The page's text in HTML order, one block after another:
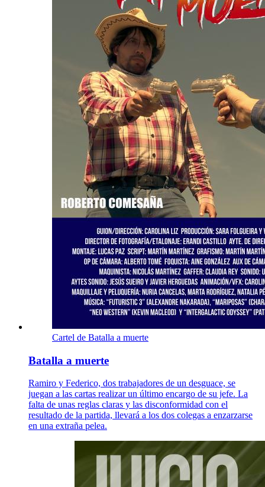
Cartel de Batalla a muerte
Batalla a muerte
Ramiro y Federico, dos trabajadores de un desguace, se
juegan a las cartas realizar un último encargo de su jefe. La
falta de unas reglas claras y las disconformidad con el
resultado de la partida, llevará a los dos colegas a enzarzarse
en una extraña pelea.